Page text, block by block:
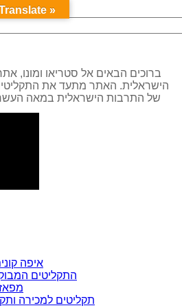
ברוכים הבאים אל סטריאו ומונו,
הישראלית. האתר מתעד את
של התרבות הישראלית במאה
איפה
100 התקליטים
תקליטים למכירה
»